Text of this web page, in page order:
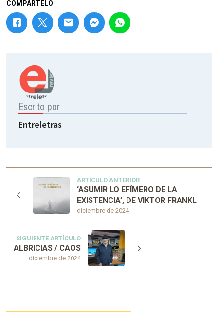
COMPÁRTELO:
Escrito por
Entreletras
ARTÍCULO ANTERIOR
diciembre de 2024
‘ASUMIR LO EFÍMERO DE LA
EXISTENCIA’, DE VIKTOR FRANKL
SIGUIENTE ARTÍCULO
diciembre de 2024
ALBRICIAS / CAOS